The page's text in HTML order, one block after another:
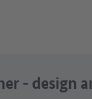
- design